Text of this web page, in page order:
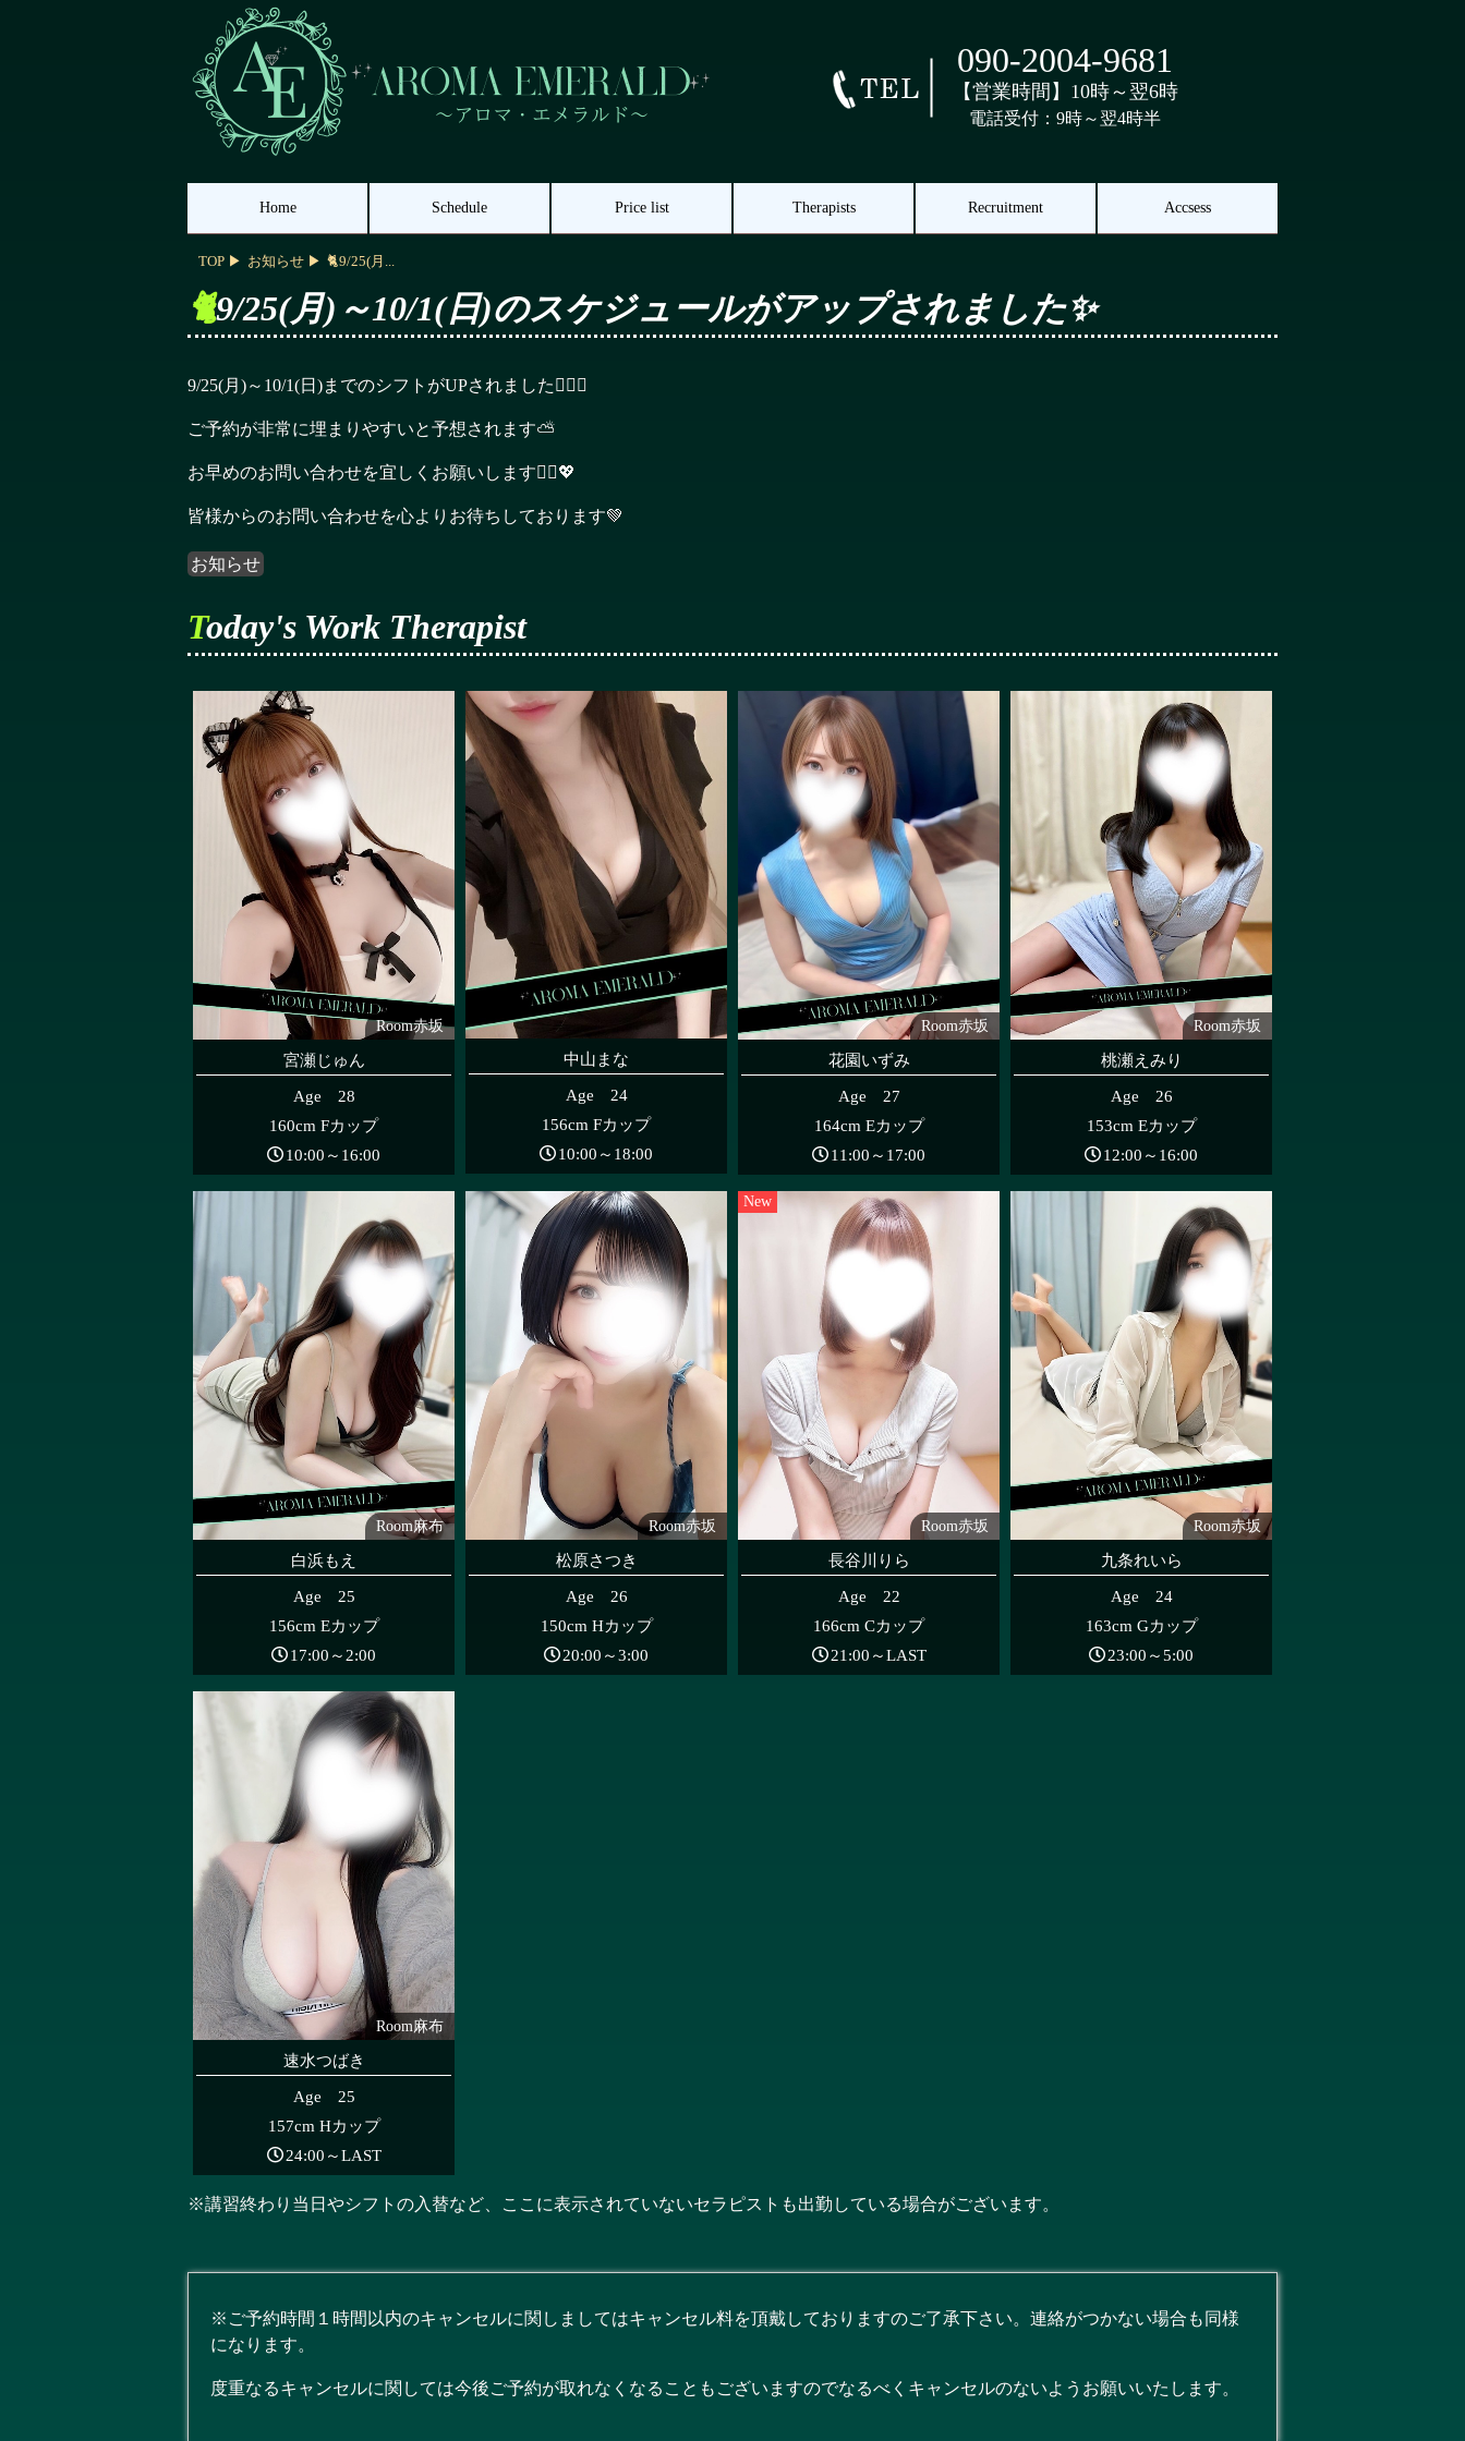
090-2004-9681
【営業時間】10時～翌6時
電話受付：9時～翌4時半
Home Schedule Price list Therapists Recruitment Accsess
TOP お知らせ 🐈9/25(月...
🐈9/25(月)～10/1(日)のスケジュールがアップされました✨
9/25(月)～10/1(日)までのシフトがUPされました🙇‍♀️✨
ご予約が非常に埋まりやすいと予想されます⛅
お早めのお問い合わせを宜しくお願いします🙇‍♀️💖
皆様からのお問い合わせを心よりお待ちしております💚
お知らせ
Today's Work Therapist
Room赤坂
宮瀬じゅん
Age 28
160cm Fカップ
10:00～16:00
中山まな
Age 24
156cm Fカップ
10:00～18:00
Room赤坂
花園いずみ
Age 27
164cm Eカップ
11:00～17:00
Room赤坂
桃瀬えみり
Age 26
153cm Eカップ
12:00～16:00
Room麻布
白浜もえ
Age 25
156cm Eカップ
17:00～2:00
Room赤坂
松原さつき
Age 26
150cm Hカップ
20:00～3:00
New
Room赤坂
長谷川りら
Age 22
166cm Cカップ
21:00～LAST
Room赤坂
九条れいら
Age 24
163cm Gカップ
23:00～5:00
Room麻布
速水つばき
Age 25
157cm Hカップ
24:00～LAST
※講習終わり当日やシフトの入替など、ここに表示されていないセラピストも出勤している場合がございます。
※ご予約時間１時間以内のキャンセルに関しましてはキャンセル料を頂戴しておりますのご了承下さい。連絡がつかない場合も同様
になります。
度重なるキャンセルに関しては今後ご予約が取れなくなることもございますのでなるべくキャンセルのないようお願いいたします。